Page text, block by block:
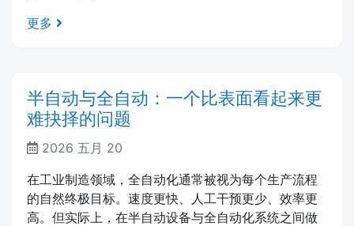
更多
半自动与全自动：一个比表面看起来更
难抉择的问题
2026 五月 20
在工业制造领域，全自动化通常被视为每个生产流程
的自然终极目标。速度更快、人工干预更少、效率更
高。但实际上，在半自动设备与全自动化系统之间做